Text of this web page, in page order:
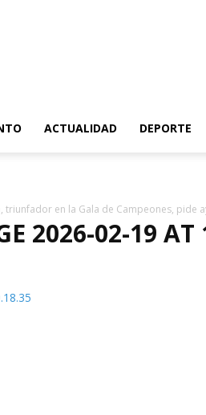
ACTUALIDAD DEPORTE
triunfador en la Gala de Campeones, pide
2026-02-19 AT